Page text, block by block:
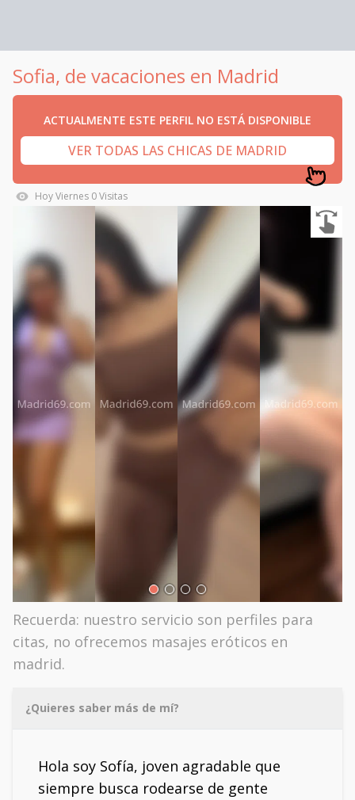
Sofia, de vacaciones en Madrid
ACTUALMENTE ESTE PERFIL NO ESTÁ DISPONIBLE
VER TODAS LAS CHICAS DE MADRID
HoyViernes 0Visitas
Recuerda: nuestro servicio son perfiles para
citas, no ofrecemos masajes eróticos en
madrid.
¿Quieres saber más de mí?
Hola soy Sofía, joven agradable que
siempre busca rodearse de gente